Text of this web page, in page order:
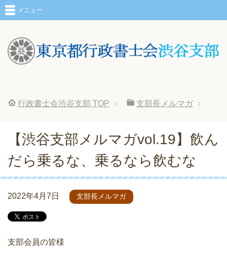
メニュー
行政書士会渋谷支部 TOP 支部長メルマガ
【渋谷支部メルマガvol.19】飲ん
だら乗るな、乗るなら飲むな
2022年4月7日 支部長メルマガ
支部会員の皆様